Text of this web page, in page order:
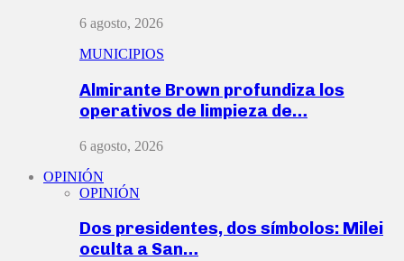
6 agosto, 2026
MUNICIPIOS
Almirante Brown profundiza los
operativos de limpieza de…
6 agosto, 2026
OPINIÓN
OPINIÓN
Dos presidentes, dos símbolos: Milei
oculta a San…